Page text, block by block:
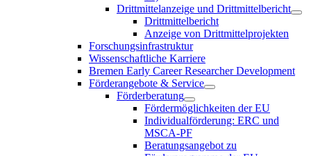
Drittmittelanzeige und Drittmittelbericht
Drittmittelbericht
Anzeige von Drittmittelprojekten
Forschungsinfrastruktur
Wissenschaftliche Karriere
Bremen Early Career Researcher Development
Förderangebote & Service
Förderberatung
Fördermöglichkeiten der EU
Individualförderung: ERC und
MSCA-PF
Beratungsangebot zu